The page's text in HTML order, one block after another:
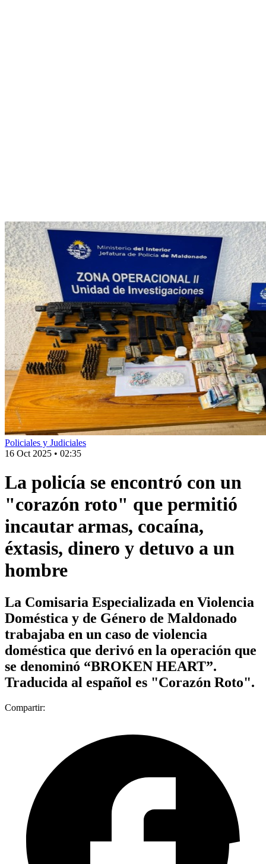
Policiales y Judiciales
16 Oct 2025 • 02:35
La policía se encontró con un
"corazón roto" que permitió
incautar armas, cocaína,
éxtasis, dinero y detuvo a un
hombre
La Comisaria Especializada en Violencia
Doméstica y de Género de Maldonado
trabajaba en un caso de violencia
doméstica que derivó en la operación que
se denominó “BROKEN HEART”.
Traducida al español es "Corazón Roto".
Compartir: